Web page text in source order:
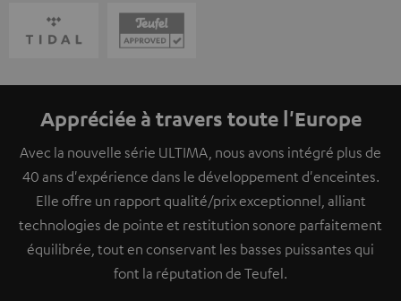
Appréciée à travers toute l'Europe
Avec la nouvelle série ULTIMA, nous avons intégré plus de
40 ans d'expérience dans le développement d'enceintes.
Elle offre un rapport qualité/prix exceptionnel, alliant
technologies de pointe et restitution sonore parfaitement
équilibrée, tout en conservant les basses puissantes qui
font la réputation de Teufel.